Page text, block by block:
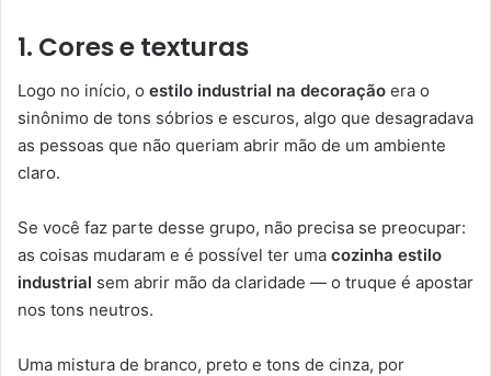
1. Cores e texturas
Logo no início, o estilo industrial na decoração era o
sinônimo de tons sóbrios e escuros, algo que desagradava
as pessoas que não queriam abrir mão de um ambiente
claro.
Se você faz parte desse grupo, não precisa se preocupar:
as coisas mudaram e é possível ter uma cozinha estilo
industrial sem abrir mão da claridade — o truque é apostar
nos tons neutros.
Uma mistura de branco, preto e tons de cinza, por